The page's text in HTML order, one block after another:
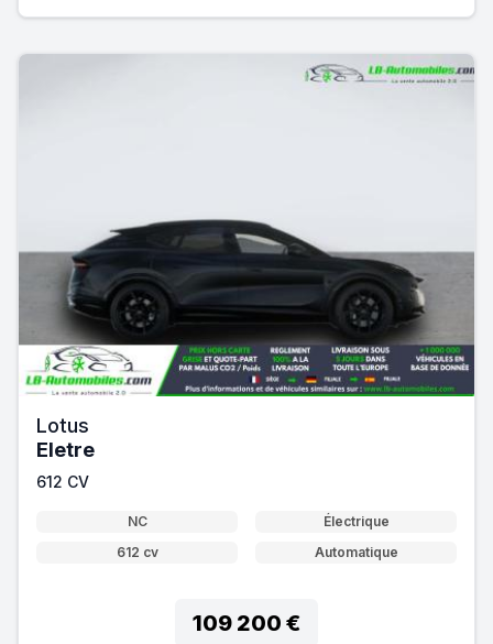
Lotus
Eletre
612 CV
NC
Électrique
612 cv
Automatique
109 200 €